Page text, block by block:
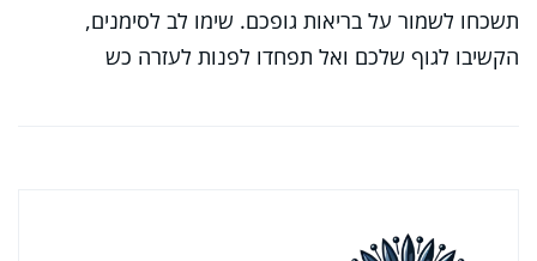
תשכחו לשמור על בריאות גופכם. שימו לב לסימנים,
הקשיבו לגוף שלכם ואל תפחדו לפנות לעזרה כש